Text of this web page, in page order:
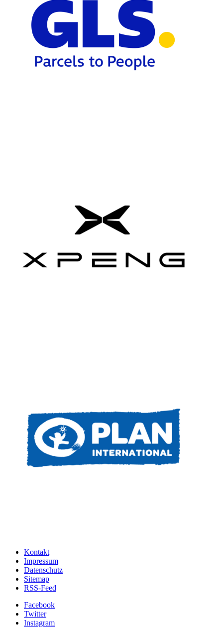
Kontakt
Impressum
Datenschutz
Sitemap
RSS-Feed
Facebook
Twitter
Instagram